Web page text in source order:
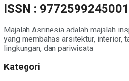
ISSN : 9772599245001
Majalah Asrinesia adalah majalah
yang membahas arsitektur, interior,
lingkungan, dan pariwisata
Kategori